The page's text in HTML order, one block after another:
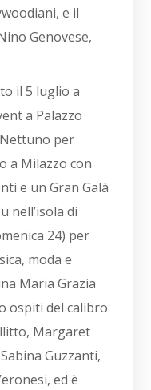
e il
Genovese,
il 5 luglio a
a Palazzo
per
a Milazzo con
e un Gran Galà
nell’isola di
24) per
moda e
Maria Grazia
ospiti del calibro
Margaret
Guzzanti,
ed è